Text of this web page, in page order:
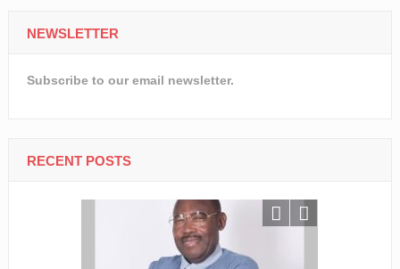
NEWSLETTER
Subscribe to our email newsletter.
RECENT POSTS